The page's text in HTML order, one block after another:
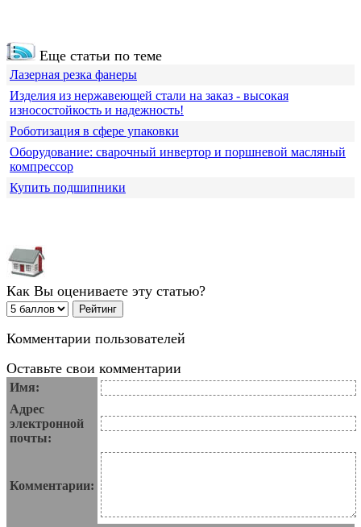
Еще статьи по теме
Лазерная резка фанеры
Изделия из нержавеющей стали на заказ - высокая
износостойкость и надежность!
Роботизация в сфере упаковки
Оборудование: сварочный инвертор и поршневой масляный
компрессор
Купить подшипники
Как Вы оцениваете эту статью?
Комментарии пользователей
Оставьте свои комментарии
Имя:
Адрес
электронной
почты:
Комментарии: